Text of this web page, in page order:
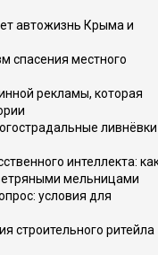
автожизнь Крыма и
спасения местного
рекламы, которая
ливнёвки
интеллекта:
мельницами
условия для
строительного ритейла